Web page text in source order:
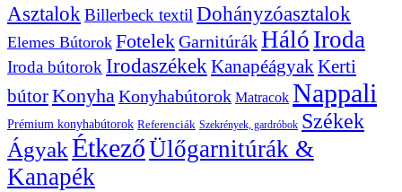
Asztalok Billerbeck textil Dohányzóasztalok
Elemes Bútorok FotelekGarnitúrákHáló Iroda
Iroda bútorok Irodaszékek Kanapéágyak Kerti
bútorKonyha Konyhabútorok Matracok Nappali
Prémium konyhabútorok Referenciák Szekrények, gardróbok Székek
ÁgyakÉtkezőÜlőgarnitúrák &
Kanapék